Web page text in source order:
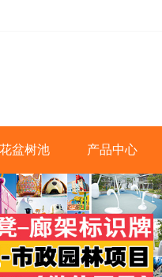
花盆树池 产品中心